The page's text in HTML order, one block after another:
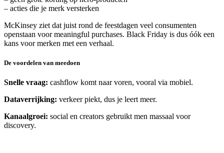
– acties die je merk versterken
McKinsey ziet dat juist rond de feestdagen veel consumenten
openstaan voor meaningful purchases. Black Friday is dus óók een
kans voor merken met een verhaal.
De voordelen van meedoen
Snelle vraag: cashflow komt naar voren, vooral via mobiel.
Dataverrijking: verkeer piekt, dus je leert meer.
Kanaalgroei: social en creators gebruikt men massaal voor
discovery.